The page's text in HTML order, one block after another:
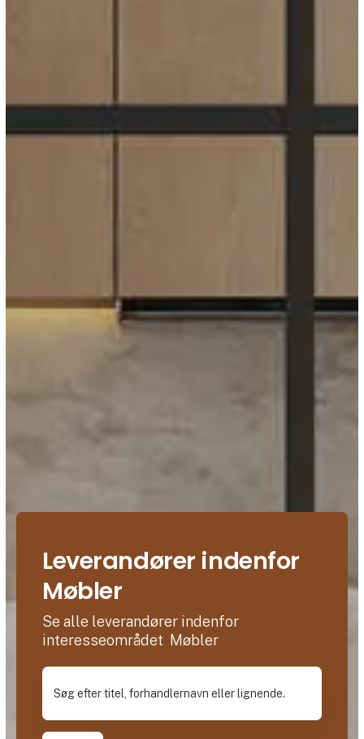
Leverandører indenfor
Møbler
Se alle leverandører indenfor
interesseområdet Møbler
Søg efter titel, forhandlernavn eller lignende.